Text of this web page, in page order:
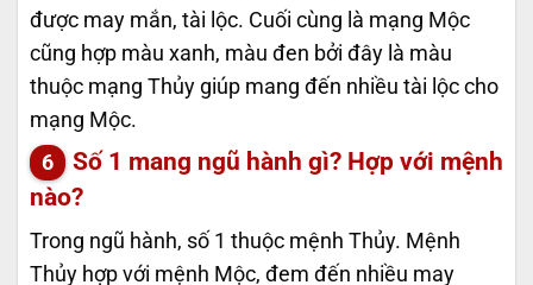
được may mắn, tài lộc. Cuối cùng là mạng Mộc
cũng hợp màu xanh, màu đen bởi đây là màu
thuộc mạng Thủy giúp mang đến nhiều tài lộc cho
mạng Mộc.
Số 1 mang ngũ hành gì? Hợp với mệnh
nào?
Trong ngũ hành, số 1 thuộc mệnh Thủy. Mệnh
Thủy hợp với mệnh Mộc, đem đến nhiều may